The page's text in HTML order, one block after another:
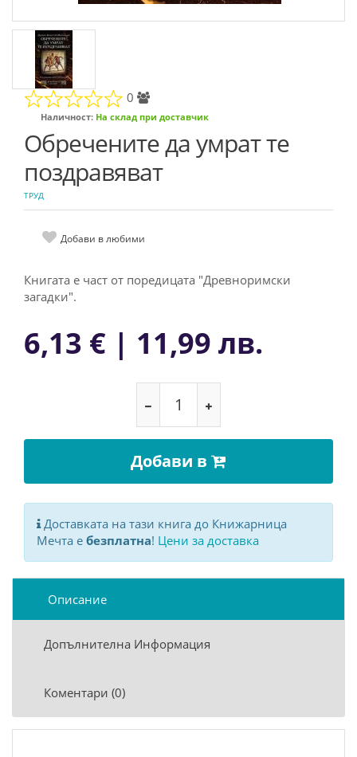
0
Наличност: На склад при доставчик
Обречените да умрат те
поздравяват
ТРУД
Добави в любими
Книгaтa e чacт oт пoрeдицaтa "Дрeвнoримcки
зaгaдки".
6,13 € | 11,99 лв.
Добави в
Доставката на тази книга до Книжарница
Мечта е безплатна! Цени за доставка
Описание
Допълнителна Информация
Коментари (0)